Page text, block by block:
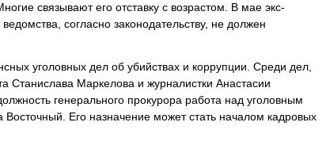
связывают его отставку с возрастом. В мае экс-
согласно законодательству, не должен
уголовных дел об убийствах и коррупции. Среди дел,
Станислава Маркелова и журналистки Анастасии
генерального прокурора работа над уголовным
Его назначение может стать началом кадровых